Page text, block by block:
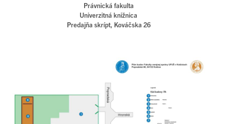
Právnická fakulta
Univerzitná knižnica
Predajňa skrípt, Kováčska 26